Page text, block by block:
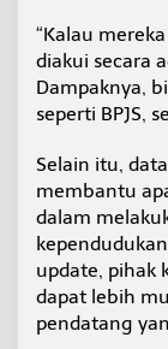
“Kalau
diakui secara
Dampaknya,
seperti BPJS,
Selain itu,
membantu
dalam
update, pihak
dapat lebih
pendatang